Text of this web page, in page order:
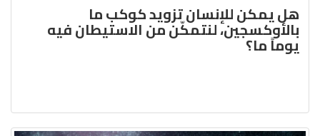
هل يمكن للإنسان تزويد كوكب ما
بالأوكسجين، لنتمكّن من الاستيطان فيه
يوماً ما؟